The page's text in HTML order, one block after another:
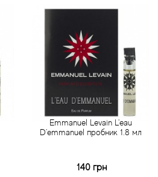
Emmanuel Levain L'eau
D'emmanuel пробник 1.8 мл
140 грн